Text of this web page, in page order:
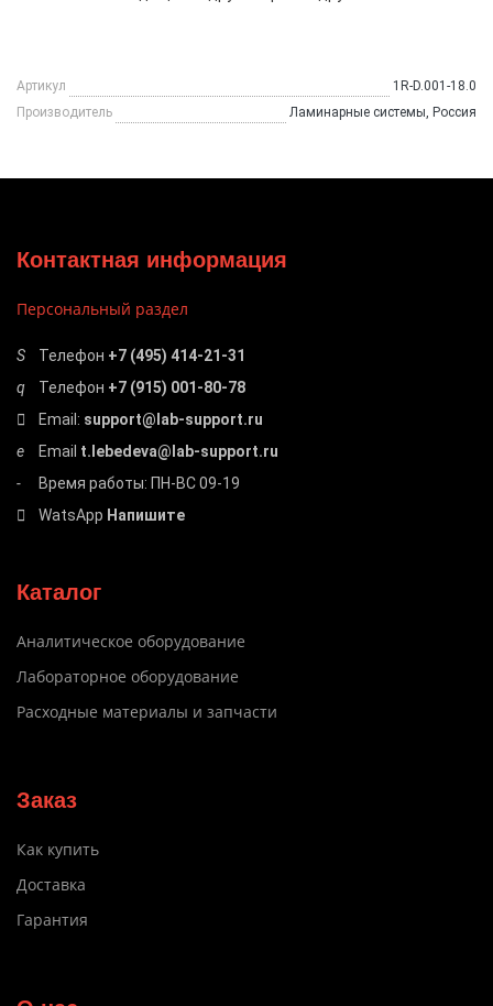
Артикул
1R-D.001-18.0
Производитель
Ламинарные системы, Россия
Контактная информация
Персональный раздел
Телефон +7 (495) 414-21-31
Телефон +7 (915) 001-80-78
Email: support@lab-support.ru
Email t.lebedeva@lab-support.ru
Время работы: ПН-ВС 09-19
WatsApp Напишите
Каталог
Аналитическое оборудование
Лабораторное оборудование
Расходные материалы и запчасти
Заказ
Как купить
Доставка
Гарантия